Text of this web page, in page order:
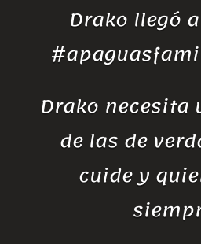
Drako llegó
Drako
de las de
cuide y